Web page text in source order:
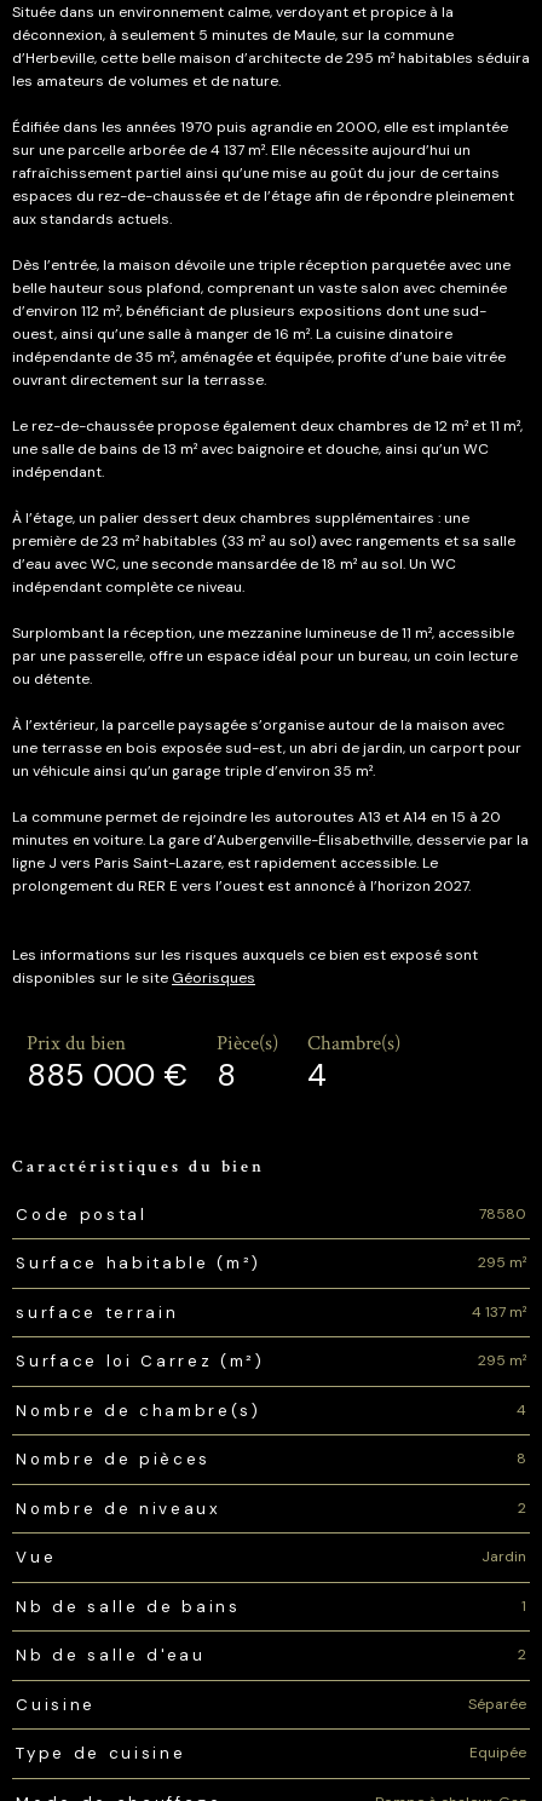
Située dans un environnement calme, verdoyant et propice à la
déconnexion, à seulement 5 minutes de Maule, sur la commune
d’Herbeville, cette belle maison d’architecte de 295 m² habitables séduira
les amateurs de volumes et de nature.
Édifiée dans les années 1970 puis agrandie en 2000, elle est implantée
sur une parcelle arborée de 4 137 m². Elle nécessite aujourd’hui un
rafraîchissement partiel ainsi qu’une mise au goût du jour de certains
espaces du rez-de-chaussée et de l’étage afin de répondre pleinement
aux standards actuels.
Dès l’entrée, la maison dévoile une triple réception parquetée avec une
belle hauteur sous plafond, comprenant un vaste salon avec cheminée
d’environ 112 m², bénéficiant de plusieurs expositions dont une sud-
ouest, ainsi qu’une salle à manger de 16 m². La cuisine dinatoire
indépendante de 35 m², aménagée et équipée, profite d’une baie vitrée
ouvrant directement sur la terrasse.
Le rez-de-chaussée propose également deux chambres de 12 m² et 11 m²,
une salle de bains de 13 m² avec baignoire et douche, ainsi qu’un WC
indépendant.
À l’étage, un palier dessert deux chambres supplémentaires : une
première de 23 m² habitables (33 m² au sol) avec rangements et sa salle
d’eau avec WC, une seconde mansardée de 18 m² au sol. Un WC
indépendant complète ce niveau.
Surplombant la réception, une mezzanine lumineuse de 11 m², accessible
par une passerelle, offre un espace idéal pour un bureau, un coin lecture
ou détente.
À l’extérieur, la parcelle paysagée s’organise autour de la maison avec
une terrasse en bois exposée sud-est, un abri de jardin, un carport pour
un véhicule ainsi qu’un garage triple d’environ 35 m².
La commune permet de rejoindre les autoroutes A13 et A14 en 15 à 20
minutes en voiture. La gare d’Aubergenville-Élisabethville, desservie par la
ligne J vers Paris Saint-Lazare, est rapidement accessible. Le
prolongement du RER E vers l’ouest est annoncé à l’horizon 2027.
Les informations sur les risques auxquels ce bien est exposé sont
disponibles sur le site Géorisques
Prix du bien
885 000 €
Pièce(s)
8
Chambre(s)
4
Caractéristiques du bien
Caractéristiques Valeurs
Code postal 78580
Surface habitable (m²) 295 m²
surface terrain 4 137 m²
Surface loi Carrez (m²) 295 m²
Nombre de chambre(s) 4
Nombre de pièces 8
Nombre de niveaux 2
Vue Jardin
Nb de salle de bains 1
Nb de salle d'eau 2
Cuisine Séparée
Type de cuisine Equipée